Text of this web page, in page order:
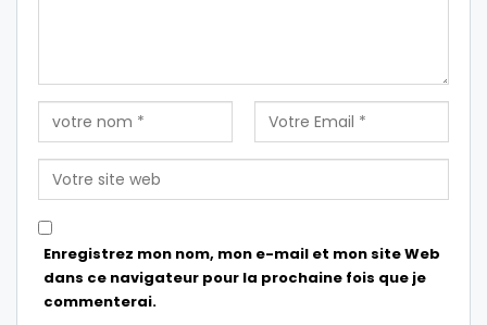
Enregistrez mon nom, mon e-mail et mon site Web
dans ce navigateur pour la prochaine fois que je
commenterai.